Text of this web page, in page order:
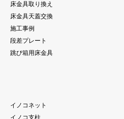
床金具取り換え
床金具天蓋交換
施工事例
段差プレート
跳び箱用床金具
イノコネット